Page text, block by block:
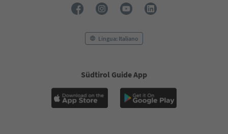
Lingua: Italiano
Südtirol Guide App